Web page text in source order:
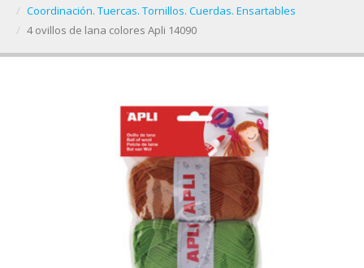
Coordinación. Tuercas. Tornillos. Cuerdas. Ensartables
4 ovillos de lana colores Apli 14090